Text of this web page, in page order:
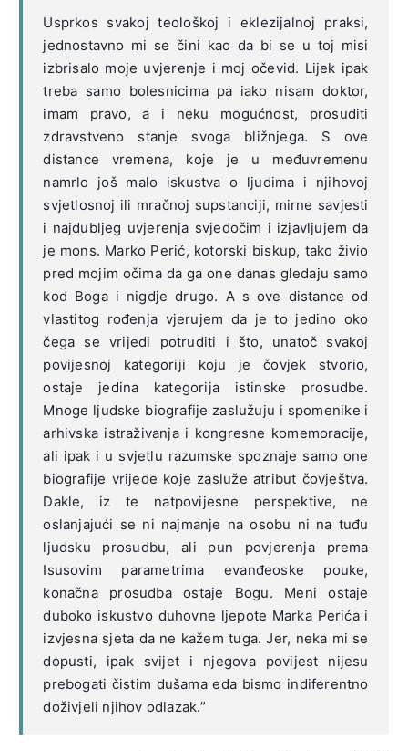
Usprkos svakoj teološkoj i eklezijalnoj praksi,
jednostavno mi se čini kao da bi se u toj misi
izbrisalo moje uvjerenje i moj očevid. Lijek ipak
treba samo bolesnicima pa iako nisam doktor,
imam pravo, a i neku mogućnost, prosuditi
zdravstveno stanje svoga bližnjega. S ove
distance vremena, koje je u međuvremenu
namrlo još malo iskustva o ljudima i njihovoj
svjetlosnoj ili mračnoj supstanciji, mirne savjesti
i najdubljeg uvjerenja svjedočim i izjavljujem da
je mons. Marko Perić, kotorski biskup, tako živio
pred mojim očima da ga one danas gledaju samo
kod Boga i nigdje drugo. A s ove distance od
vlastitog rođenja vjerujem da je to jedino oko
čega se vrijedi potruditi i što, unatoč svakoj
povijesnoj kategoriji koju je čovjek stvorio,
ostaje jedina kategorija istinske prosudbe.
Mnoge ljudske biografije zaslužuju i spomenike i
arhivska istraživanja i kongresne komemoracije,
ali ipak i u svjetlu razumske spoznaje samo one
biografije vrijede koje zasluže atribut čovještva.
Dakle, iz te natpovijesne perspektive, ne
oslanjajući se ni najmanje na osobu ni na tuđu
ljudsku prosudbu, ali pun povjerenja prema
Isusovim parametrima evanđeoske pouke,
konačna prosudba ostaje Bogu. Meni ostaje
duboko iskustvo duhovne ljepote Marka Perića i
izvjesna sjeta da ne kažem tuga. Jer, neka mi se
dopusti, ipak svijet i njegova povijest nijesu
prebogati čistim dušama eda bismo indiferentno
doživjeli njihov odlazak.”